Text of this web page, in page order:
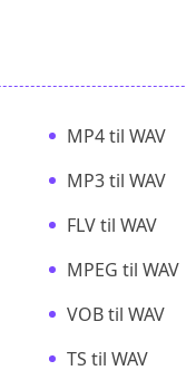
MP4 til WAV
MP3 til WAV
FLV til WAV
MPEG til WAV
VOB til WAV
TS til WAV